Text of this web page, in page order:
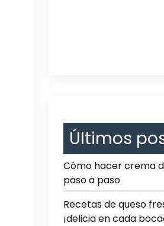
Últimos
Cómo hacer crema
paso a paso
Recetas de queso
¡delicia en cada